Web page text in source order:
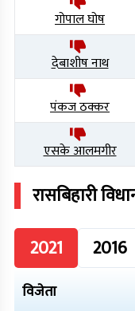
गोपाल घोष
देबाशीष नाथ
पंकज ठक्कर
एसके आलमगीर
रासबिहारी
2021
2016
विजेता